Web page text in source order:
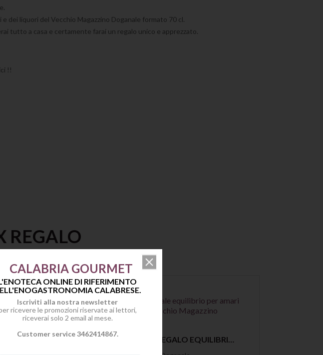
liquori del Vecchio Magazzino Doganale formato 70 cl.
tutto a casa e certamente farai un regalo unico e apprezzato.
!!
REGALO
Anteprima OGGETTO REGALO EQUILIBRIO IL BICCHIERE RURALE DEL VECCHIO MAGAZZINO DOGANALE
ONLINE DI RIFERIMENTO
CALABRESE.
Iscriviti alla nostra newsletter
ricevere le promozioni riservate ai lettori,
riceverai solo 2 email al mese.
Customer service 3462414867.
CALABRIA GOURMET